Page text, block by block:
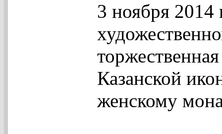
3 ноября 2014
Казанской
женскому